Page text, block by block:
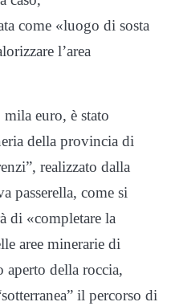
come «luogo di sosta
l’area
euro, è stato
della provincia di
realizzato dalla
passerella, come si
di «completare la
aree minerarie di
aperto della roccia,
il percorso di